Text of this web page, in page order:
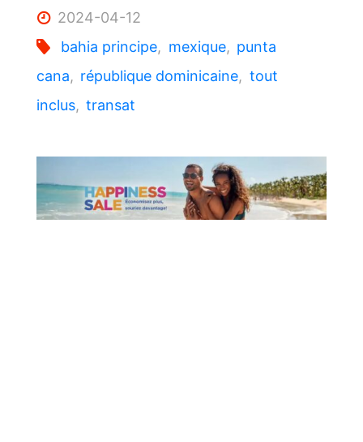
2024-04-12
bahia principe, mexique, punta
cana, république dominicaine, tout
inclus, transat